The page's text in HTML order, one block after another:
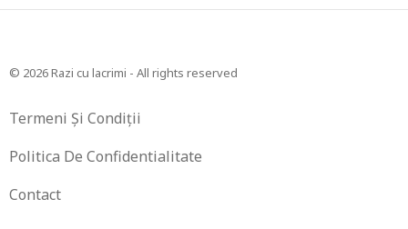
© 2026 Razi cu lacrimi - All rights reserved
Termeni Și Condiții
Politica De Confidentialitate
Contact